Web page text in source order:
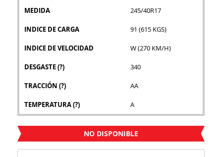
MEDIDA 245/40R17
INDICE DE CARGA 91 (615 KGS)
INDICE DE VELOCIDAD W (270 KM/H)
DESGASTE(?) 340
TRACCIÓN (?) AA
TEMPERATURA(?) A
NO DISPONIBLE